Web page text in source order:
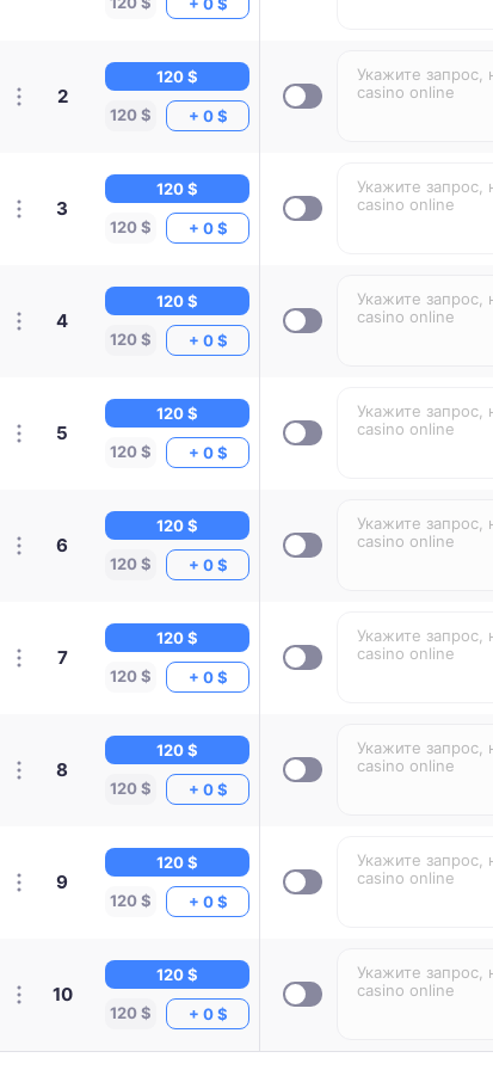
2
120 $
120 $
+ 0 $
3
120 $
120 $
+ 0 $
4
120 $
120 $
+ 0 $
5
120 $
120 $
+ 0 $
6
120 $
120 $
+ 0 $
7
120 $
120 $
+ 0 $
8
120 $
120 $
+ 0 $
9
120 $
120 $
+ 0 $
10
120 $
120 $
+ 0 $